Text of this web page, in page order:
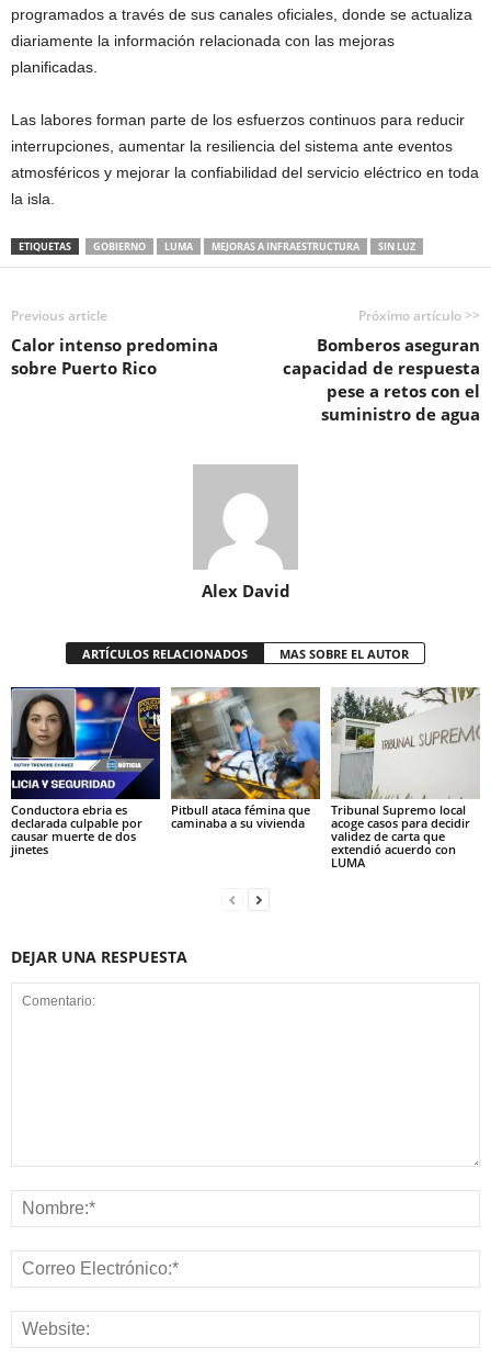
programados a través de sus canales oficiales, donde se actualiza
diariamente la información relacionada con las mejoras
planificadas.
Las labores forman parte de los esfuerzos continuos para reducir
interrupciones, aumentar la resiliencia del sistema ante eventos
atmosféricos y mejorar la confiabilidad del servicio eléctrico en toda
la isla.
ETIQUETAS GOBIERNO LUMA MEJORAS A INFRAESTRUCTURA SIN LUZ
Previous article
Calor intenso predomina
sobre Puerto Rico
Próximo artículo >>
Bomberos aseguran
capacidad de respuesta
pese a retos con el
suministro de agua
Alex David
ARTÍCULOS RELACIONADOS MAS SOBRE EL AUTOR
Conductora ebria es
declarada culpable por
causar muerte de dos
jinetes
Pitbull ataca fémina que
caminaba a su vivienda
Tribunal Supremo local
acoge casos para decidir
validez de carta que
extendió acuerdo con
LUMA
DEJAR UNA RESPUESTA